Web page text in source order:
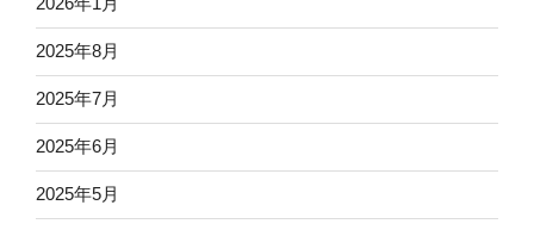
2025年8月
2025年7月
2025年6月
2025年5月